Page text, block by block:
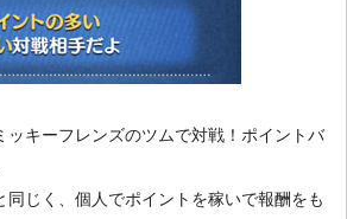
ッキーフレンズのツムで対戦！ポイントバ
同じく、個人でポイントを稼いで報酬をも